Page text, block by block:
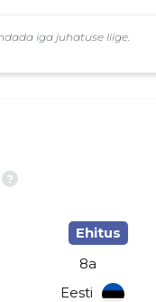
iga juhatuse liige.
?
Ehitus
8a
Eesti